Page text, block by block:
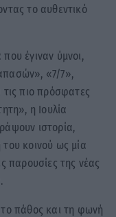
το αυθεντικό
έγιναν ύμνοι,
«7/7»,
τις πιο πρόσφατες
η Ιουλία
ιστορία,
κοινού ως μία
παρουσίες της νέας
πάθος και τη φωνή